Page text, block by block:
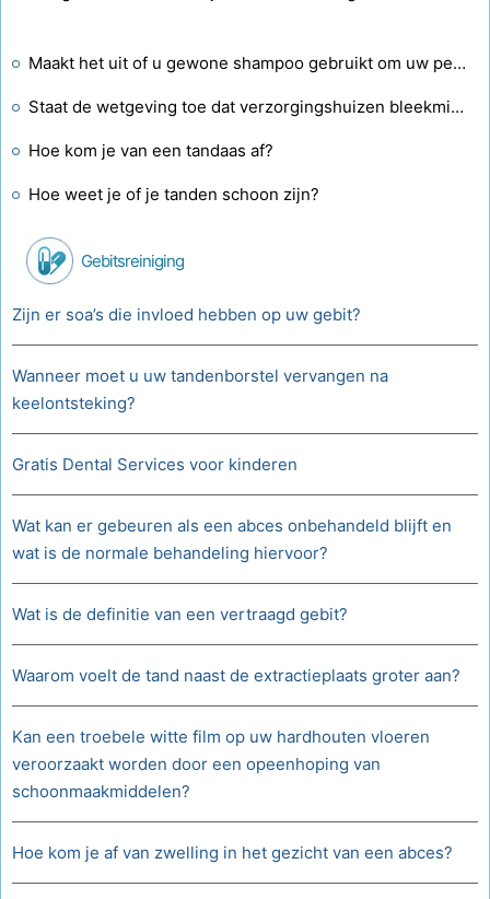
Maakt het uit of u gewone shampoo gebruikt om uw penselen schoon te maken?
Staat de wetgeving toe dat verzorgingshuizen bleekmiddel als schoonmaakmiddel gebruiken?
Hoe kom je van een tandaas af?
Hoe weet je of je tanden schoon zijn?
Gebitsreiniging
Zijn er soa’s die invloed hebben op uw gebit?
Wanneer moet u uw tandenborstel vervangen na
keelontsteking?
Gratis Dental Services voor kinderen
Wat kan er gebeuren als een abces onbehandeld blijft en
wat is de normale behandeling hiervoor?
Wat is de definitie van een vertraagd gebit?
Waarom voelt de tand naast de extractieplaats groter aan?
Kan een troebele witte film op uw hardhouten vloeren
veroorzaakt worden door een opeenhoping van
schoonmaakmiddelen?
Hoe kom je af van zwelling in het gezicht van een abces?